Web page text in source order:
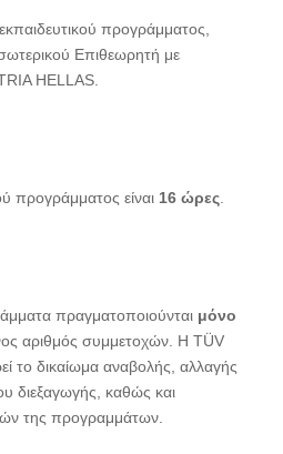
προγράμματος,
Επιθεωρητή με
HELLAS.
προγράμματος είναι 16 ώρες
πραγματοποιούνται μόνο
αριθμός συμμετοχών. Η TÜV
το δικαίωμα αναβολής, αλλαγής
διεξαγωγής, καθώς και
της προγραμμάτων.